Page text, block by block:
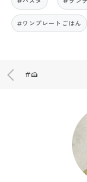
#ワンプレートごはん
#🍰